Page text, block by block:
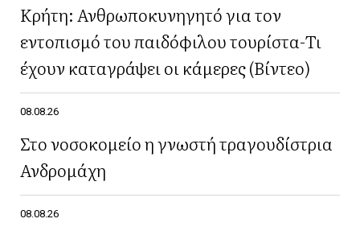
Κρήτη: Ανθρωποκυνηγητό για τον
εντοπισμό του παιδόφιλου τουρίστα-Τι
έχουν καταγράψει οι κάμερες (Βίντεο)
08.08.26
Στο νοσοκομείο η γνωστή τραγουδίστρια
Ανδρομάχη
08.08.26